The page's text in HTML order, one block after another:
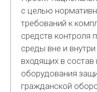
с целью
требований к
средств контроля
среды вне и
входящих в состав
оборудования
гражданской